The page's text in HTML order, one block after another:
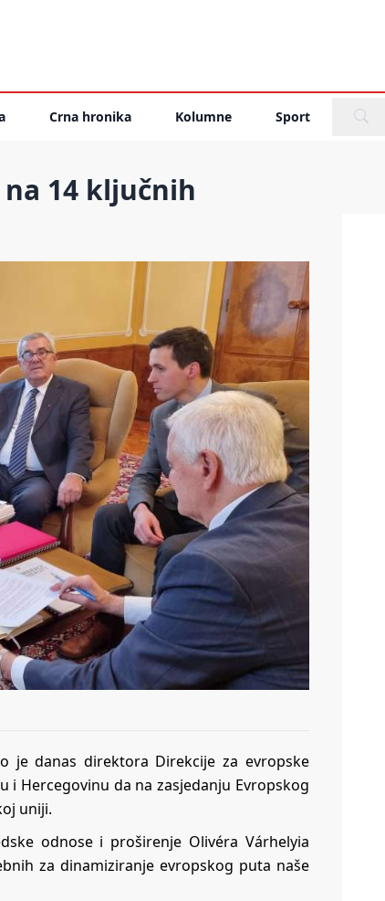
Crna hronika Kolumne Sport
14 ključnih
je danas direktora Direkcije za evropske
i Hercegovinu da na zasjedanju Evropskog
uniji.
odnose i proširenje Olivéra Várhelyia
za dinamiziranje evropskog puta naše